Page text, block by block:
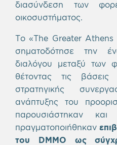
διασύνδεση των
οικοσυστήματος.
Το «The Greater
σηματοδότησε την
διαλόγου μεταξύ των
θέτοντας τις
στρατηγικής
ανάπτυξης του
παρουσιάστηκαν
πραγματοποιήθηκαν
του DMMO ως